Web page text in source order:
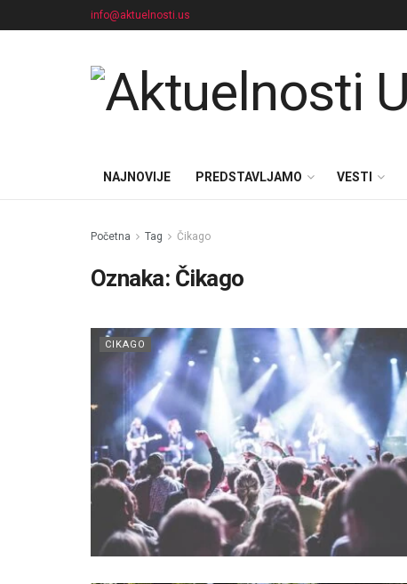
info@aktuelnosti.us
NAJNOVIJE PREDSTAVLJAMO VESTI
Početna Tag Čikago
Oznaka: Čikago
CIKAGO